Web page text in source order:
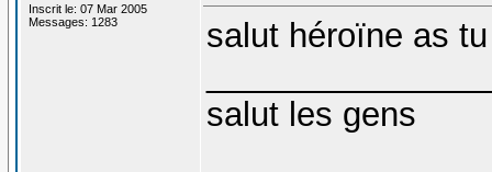
Inscrit le: 07 Mar 2005
Messages: 1283
salut héroïne as
salut les gens